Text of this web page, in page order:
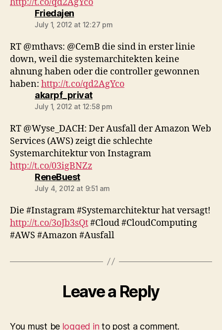
Friedajensays:
July 1, 2012 at 12:27 pm
RT @mthavs: @CemB die sind in erster linie
down, weil die systemarchitekten keine
ahnung haben oder die controller gewonnen
haben: http://t.co/qd2AgYco
akarpf_privatsays:
July 1, 2012 at 12:58 pm
RT @Wyse_DACH: Der Ausfall der Amazon Web
Services (AWS) zeigt die schlechte
Systemarchitektur von Instagram
http://t.co/03igBNZz
ReneBuestsays:
July 4, 2012 at 9:51 am
Die #Instagram #Systemarchitektur hat versagt!
http://t.co/3oJb3sQt#Cloud #CloudComputing
#AWS #Amazon #Ausfall
Leave a Reply
You must be logged in to post a comment.